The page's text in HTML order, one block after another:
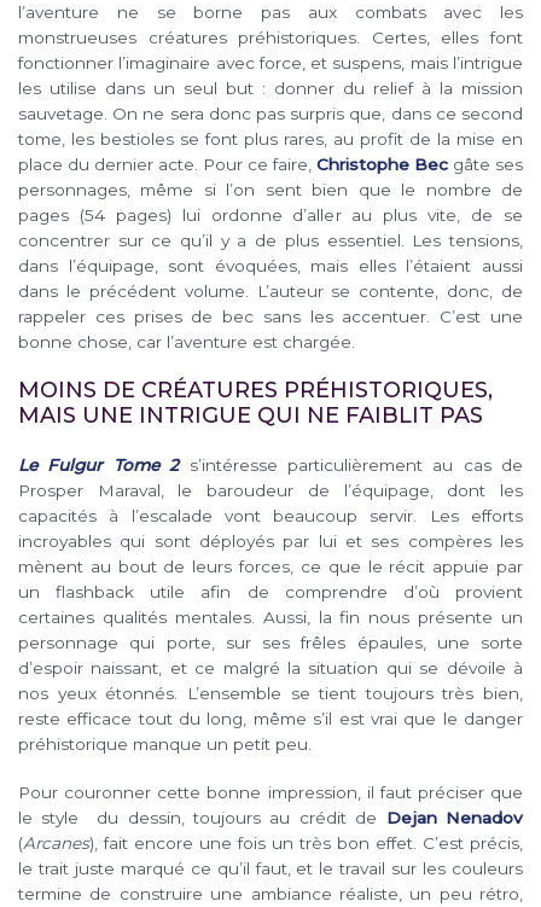
l’aventure ne se borne pas aux combats avec les
monstrueuses créatures préhistoriques. Certes, elles font
fonctionner l’imaginaire avec force, et suspens, mais l’intrigue
les utilise dans un seul but : donner du relief à la mission
sauvetage. On ne sera donc pas surpris que, dans ce second
tome, les bestioles se font plus rares, au profit de la mise en
place du dernier acte. Pour ce faire, Christophe Bec gâte ses
personnages, même si l’on sent bien que le nombre de
pages (54 pages) lui ordonne d’aller au plus vite, de se
concentrer sur ce qu’il y a de plus essentiel. Les tensions,
dans l’équipage, sont évoquées, mais elles l’étaient aussi
dans le précédent volume. L’auteur se contente, donc, de
rappeler ces prises de bec sans les accentuer. C’est une
bonne chose, car l’aventure est chargée.
MOINS DE CRÉATURES PRÉHISTORIQUES,
MAIS UNE INTRIGUE QUI NE FAIBLIT PAS
Le Fulgur Tome 2s’intéresse particulièrement au cas de
Prosper Maraval, le baroudeur de l’équipage, dont les
capacités à l’escalade vont beaucoup servir. Les efforts
incroyables qui sont déployés par lui et ses compères les
mènent au bout de leurs forces, ce que le récit appuie par
un flashback utile afin de comprendre d’où provient
certaines qualités mentales. Aussi, la fin nous présente un
personnage qui porte, sur ses frêles épaules, une sorte
d’espoir naissant, et ce malgré la situation qui se dévoile à
nos yeux étonnés. L’ensemble se tient toujours très bien,
reste efficace tout du long, même s’il est vrai que le danger
préhistorique manque un petit peu.
Pour couronner cette bonne impression, il faut préciser que
le style du dessin, toujours au crédit de Dejan Nenadov
(Arcanes), fait encore une fois un très bon effet. C’est précis,
le trait juste marqué ce qu’il faut, et le travail sur les couleurs
termine de construire une ambiance réaliste, un peu rétro,